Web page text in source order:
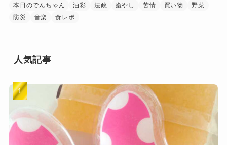
本日のでんちゃん
油彩 法政 癒やし 苦情 買い物
野菜
防災
音楽 食レポ
人気記事